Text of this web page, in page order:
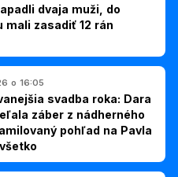
dvaja muži, do
mali zasadiť 12 rán
o 16:05
svadba roka: Dara
záber z nádherného
pohľad na Pavla